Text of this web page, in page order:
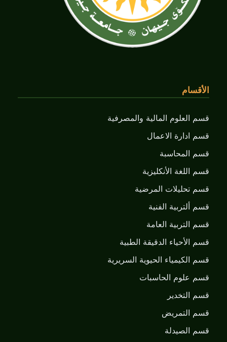
الأقسام
قسم العلوم المالية والمصرفية
قسم ادارة الاعمال
قسم المحاسبة
قسم اللغة الأنكليزية
قسم تحليلات المرضية
قسم ألتربية الفنية
قسم التربية العامة
قسم الأحياء الدقيقة الطبية
قسم الكيمياء الحيوية السريرية
قسم علوم الحاسبات
قسم التخدير
قسم التمريض
قسم الصيدلة